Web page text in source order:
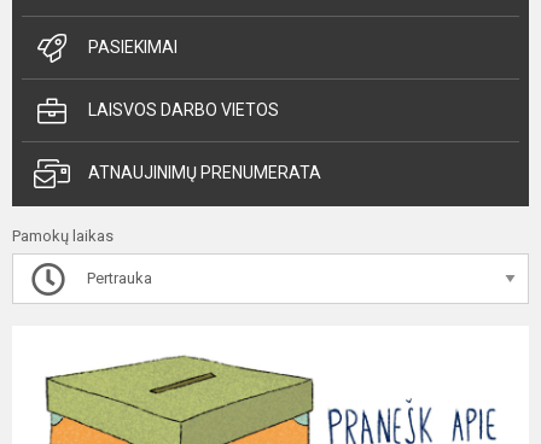
PASIEKIMAI
LAISVOS DARBO VIETOS
ATNAUJINIMŲ PRENUMERATA
Pamokų laikas
Pertrauka